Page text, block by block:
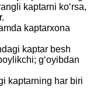
kaptarni ko‘rsa,
kaptarxona
kaptar besh
g‘oyibdan
kaptarning har biri